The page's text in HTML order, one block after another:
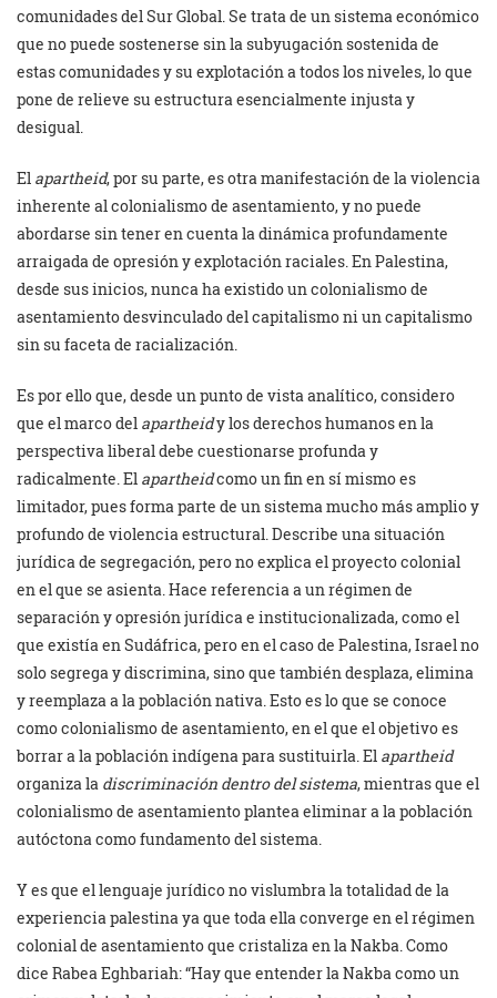
comunidades del Sur Global. Se trata de un sistema económico
que no puede sostenerse sin la subyugación sostenida de
estas comunidades y su explotación a todos los niveles, lo que
pone de relieve su estructura esencialmente injusta y
desigual.
El apartheid, por su parte, es otra manifestación de la violencia
inherente al colonialismo de asentamiento, y no puede
abordarse sin tener en cuenta la dinámica profundamente
arraigada de opresión y explotación raciales. En Palestina,
desde sus inicios, nunca ha existido un colonialismo de
asentamiento desvinculado del capitalismo ni un capitalismo
sin su faceta de racialización.
Es por ello que, desde un punto de vista analítico, considero
que el marco del apartheidy los derechos humanos en la
perspectiva liberal debe cuestionarse profunda y
radicalmente. El apartheidcomo un fin en sí mismo es
limitador, pues forma parte de un sistema mucho más amplio y
profundo de violencia estructural. Describe una situación
jurídica de segregación, pero no explica el proyecto colonial
en el que se asienta. Hace referencia a un régimen de
separación y opresión jurídica e institucionalizada, como el
que existía en Sudáfrica, pero en el caso de Palestina, Israel no
solo segrega y discrimina, sino que también desplaza, elimina
y reemplaza a la población nativa. Esto es lo que se conoce
como colonialismo de asentamiento, en el que el objetivo es
borrar a la población indígena para sustituirla. El apartheid
organiza la discriminación dentro del sistema, mientras que el
colonialismo de asentamiento plantea eliminar a la población
autóctona como fundamento del sistema.
Y es que el lenguaje jurídico no vislumbra la totalidad de la
experiencia palestina ya que toda ella converge en el régimen
colonial de asentamiento que cristaliza en la Nakba. Como
dice Rabea Eghbariah: “Hay que entender la Nakba como un